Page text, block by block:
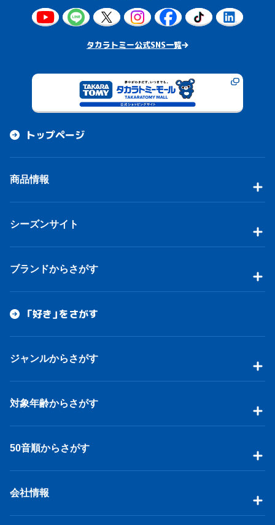
タカラトミー公式SNS一覧
トップページ
商品情報
シーズンサイト
ブランドからさがす
「好き」をさがす
ジャンルからさがす
対象年齢からさがす
50音順からさがす
会社情報